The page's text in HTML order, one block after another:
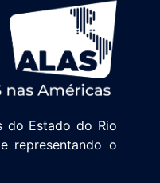
do Estado do Rio
representando o